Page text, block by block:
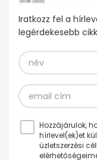
Iratkozz fel a
legérdekesebb
Hozzájárulok,
hírlevel(ek)et
üzletszerzési